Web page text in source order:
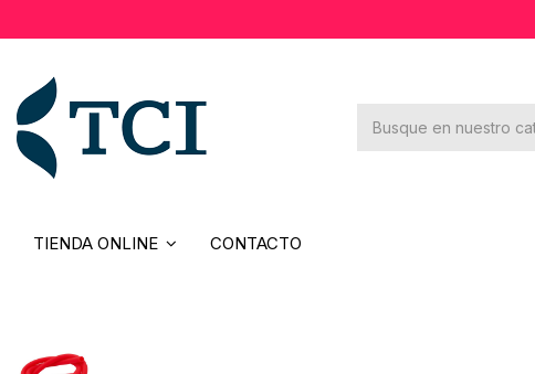
TIENDA ONLINE CONTACTO
×
Novedades
Rebajas